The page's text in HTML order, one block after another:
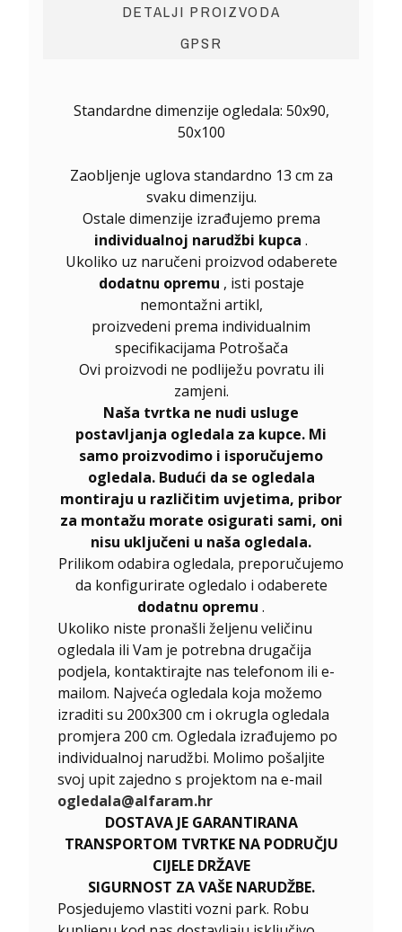
DETALJI PROIZVODA
GPSR
Standardne dimenzije ogledala: 50x90,
50x100
Zaobljenje uglova standardno 13 cm za
svaku dimenziju.
Ostale dimenzije izrađujemo prema
individualnoj narudžbi kupca .
Ukoliko uz naručeni proizvod odaberete
dodatnu opremu , isti postaje
nemontažni artikl,
proizvedeni prema individualnim
specifikacijama Potrošača
Ovi proizvodi ne podliježu povratu ili
zamjeni.
Naša tvrtka ne nudi usluge
postavljanja ogledala za kupce. Mi
samo proizvodimo i isporučujemo
ogledala. Budući da se ogledala
montiraju u različitim uvjetima, pribor
za montažu morate osigurati sami, oni
nisu uključeni u naša ogledala.
Prilikom odabira ogledala, preporučujemo
da konfigurirate ogledalo i odaberete
dodatnu opremu .
Ukoliko niste pronašli željenu veličinu
ogledala ili Vam je potrebna drugačija
podjela, kontaktirajte nas telefonom ili e-
mailom. Najveća ogledala koja možemo
izraditi su 200x300 cm i okrugla ogledala
promjera 200 cm. Ogledala izrađujemo po
individualnoj narudžbi. Molimo pošaljite
svoj upit zajedno s projektom na e-mail
ogledala@alfaram.hr
DOSTAVA JE GARANTIRANA
TRANSPORTOM TVRTKE NA PODRUČJU
CIJELE DRŽAVE
SIGURNOST ZA VAŠE NARUDŽBE.
Posjedujemo vlastiti vozni park. Robu